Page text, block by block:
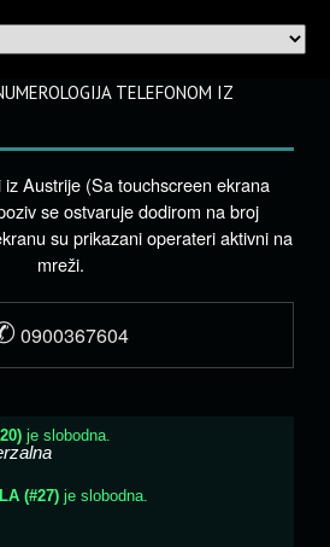
TELEFONOM IZ
Austrije (Sa touchscreen ekrana
se ostvaruje dodirom na broj
su prikazani operateri aktivni na
mreži.
0900367604